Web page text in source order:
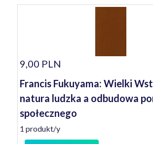
9,00 PLN
Francis Fukuyama: Wielki
natura ludzka a odbudowa
społecznego
1 produkt/y